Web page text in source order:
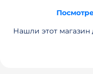
Нашли этот